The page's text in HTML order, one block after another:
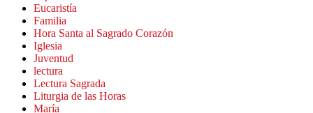
Eucaristía
Familia
Hora Santa al Sagrado Corazón
Iglesia
Juventud
lectura
Lectura Sagrada
Liturgia de las Horas
María